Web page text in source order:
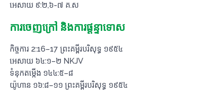
អេសាយ ៩:២,៦-៧ គ.ស
ការចេញក្រៅ និងការផ្តន្ទាទោស
កិច្ចការ 2:16–17 ព្រះគម្ពីរបរិសុទ្ធ ១៩៥៤
អេសាយ ៦៤:១–២ NKJV
ទំនុកតម្កើង ១៤៤:៥–៨
យ៉ូហាន ១៦:៨–១១ ព្រះគម្ពីរបរិសុទ្ធ ១៩៥៤